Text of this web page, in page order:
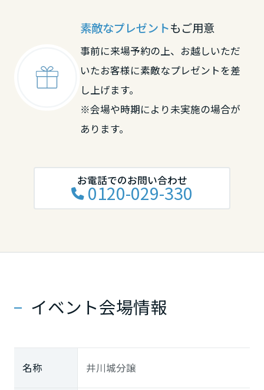
素敵なプレゼントもご用意
事前に来場予約の上、お越しいただ
いたお客様に素敵なプレゼントを差
し上げます。
※会場や時期により未実施の場合が
あります。
お電話でのお問い合わせ
0120-029-330
イベント会場情報
名称 井川城分譲